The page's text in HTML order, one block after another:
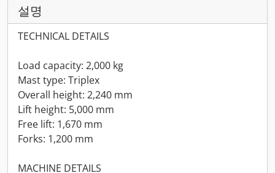
설명
TECHNICAL DETAILS
Load capacity: 2,000 kg
Mast type: Triplex
Overall height: 2,240 mm
Lift height: 5,000 mm
Free lift: 1,670 mm
Forks: 1,200 mm
MACHINE DETAILS